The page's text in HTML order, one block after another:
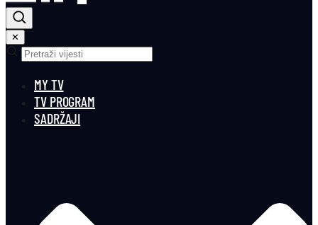
✕
MY TV
TV PROGRAM
SADRŽAJI